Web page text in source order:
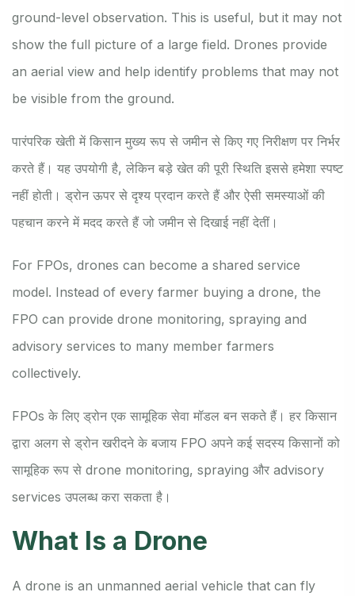
ground-level observation. This is useful, but it may not
show the full picture of a large field. Drones provide
an aerial view and help identify problems that may not
be visible from the ground.
पारंपरिक खेती में किसान मुख्य रूप से जमीन से किए गए निरीक्षण पर निर्भर
करते हैं। यह उपयोगी है, लेकिन बड़े खेत की पूरी स्थिति इससे हमेशा स्पष्ट
नहीं होती। ड्रोन ऊपर से दृश्य प्रदान करते हैं और ऐसी समस्याओं की
पहचान करने में मदद करते हैं जो जमीन से दिखाई नहीं देतीं।
For FPOs, drones can become a shared service
model. Instead of every farmer buying a drone, the
FPO can provide drone monitoring, spraying and
advisory services to many member farmers
collectively.
FPOs के लिए ड्रोन एक सामूहिक सेवा मॉडल बन सकते हैं। हर किसान
द्वारा अलग से ड्रोन खरीदने के बजाय FPO अपने कई सदस्य किसानों को
सामूहिक रूप से drone monitoring, spraying और advisory
services उपलब्ध करा सकता है।
What Is a Drone
A drone is an unmanned aerial vehicle that can fly